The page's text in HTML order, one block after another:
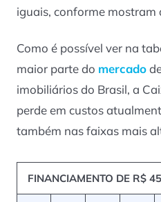
iguais, conforme mostram
Como é possível ver na
maior parte do mercado
imobiliários do Brasil, a
perde em custos
também nas faixas mais
FINANCIAMENTO DE R$